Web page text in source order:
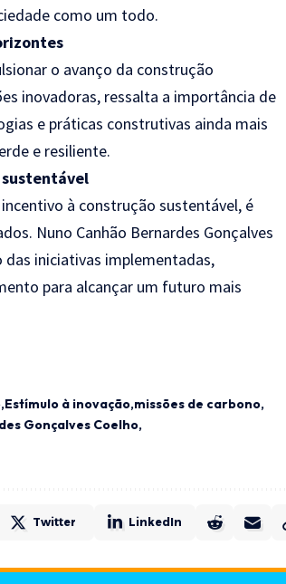
como um todo.
o avanço da construção
inovadoras, ressalta a importância de
e práticas construtivas ainda mais
e resiliente.
sustentável
à construção sustentável, é
Nuno Canhão Bernardes Gonçalves
iniciativas implementadas,
para alcançar um futuro mais
Estímulo à inovação missões de carbono
Gonçalves Coelho
Twitter LinkedIn